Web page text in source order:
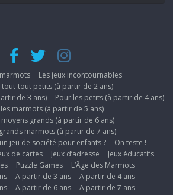
marmots
Les jeux incontournables
tout-tout petits (à partir de 2 ans)
de 3 ans)
Pour les petits (à partir de 4 ans)
marmots (à partir de 5 ans)
moyens grands (à partir de 6 ans)
marmots (à partir de 7 ans)
jeu de société pour enfants ?
On teste !
de cartes Jeux d’adresse
Jeux éducatifs
Puzzle Games
L’Âge des Marmots
A partir de 3 ans
A partir de 4 ans
A partir de 6 ans
A partir de 7 ans